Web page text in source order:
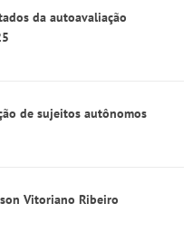
da autoavaliação
de sujeitos autônomos
Vitoriano Ribeiro